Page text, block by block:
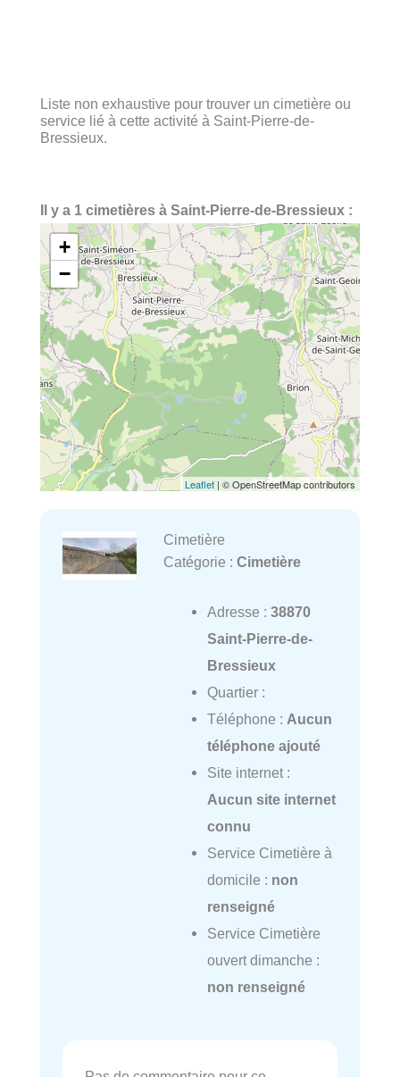
Liste non exhaustive pour trouver un cimetière ou
service lié à cette activité à Saint-Pierre-de-
Bressieux.
Il y a 1 cimetières à Saint-Pierre-de-Bressieux :
+
−
Leaflet | © OpenStreetMap contributors
Cimetière
Catégorie : Cimetière
Adresse : 38870
Saint-Pierre-de-
Bressieux
Quartier :
Téléphone : Aucun
téléphone ajouté
Site internet :
Aucun site internet
connu
Service Cimetière à
domicile : non
renseigné
Service Cimetière
ouvert dimanche :
non renseigné